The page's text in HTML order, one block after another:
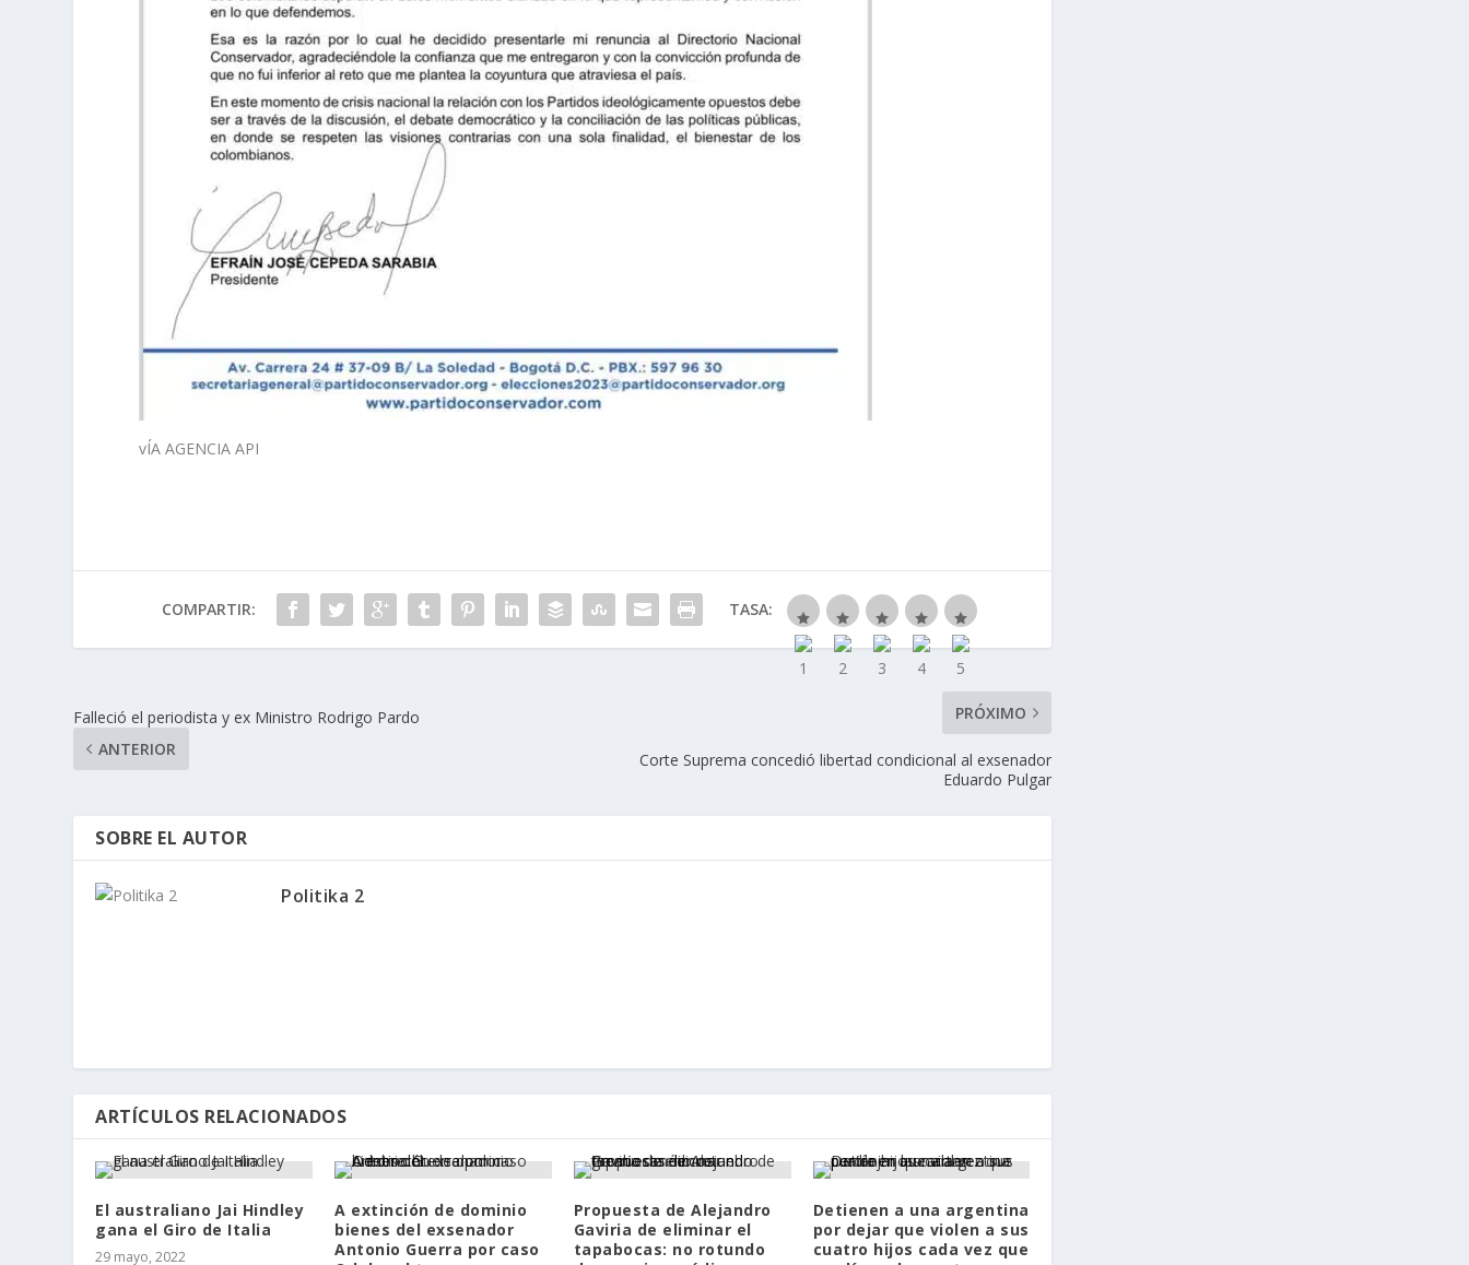
vÍA AGENCIA API
COMPARTIR: TASA:
Falleció el periodista y ex Ministro Rodrigo Pardo
ANTERIOR
PRÓXIMO
Corte Suprema concedió libertad condicional al exsenador
Eduardo Pulgar
SOBRE EL AUTOR
Politika 2
ARTÍCULOS RELACIONADOS
El australiano Jai Hindley
gana el Giro de Italia
29 mayo, 2022
A extinción de dominio
bienes del exsenador
Antonio Guerra por caso
Propuesta de Alejandro
Gaviria de eliminar el
tapabocas: no rotundo
Detienen a una argentina
por dejar que violen a sus
cuatro hijos cada vez que